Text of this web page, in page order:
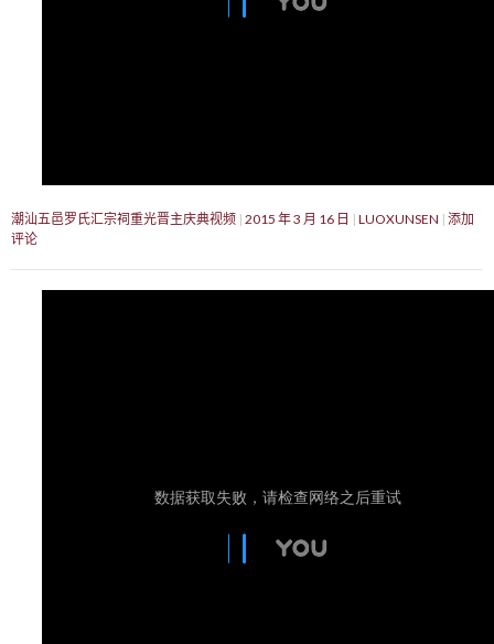
潮汕五邑罗氏汇宗祠重光晋主庆典视频 2015 年 3 月 16 日 LUOXUNSEN 添加
评论